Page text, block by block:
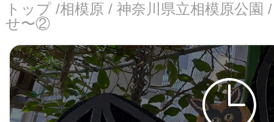
トップ /相模原 / 神奈川県立相模原公園
せ〜②
facebook トップ